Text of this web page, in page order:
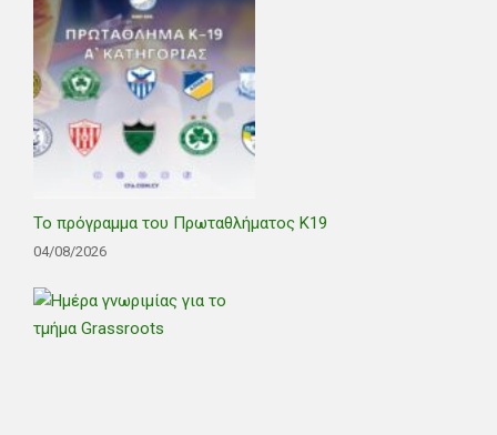
Το πρόγραμμα του Πρωταθλήματος Κ19
04/08/2026